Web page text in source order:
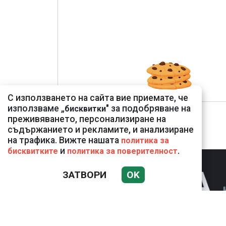
С използването на сайта вие приемате, че
използваме „бисквитки" за подобряване на
преживяването, персонализиране на
съдържанието и рекламите, и анализиране
на трафика. Вижте нашата политика за
бисквитките и политика за поверителност.
ЗАТВОРИ OK